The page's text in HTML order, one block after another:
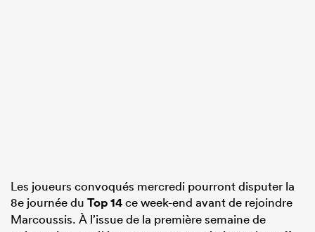
Les joueurs convoqués mercredi pourront disputer la
8e journée du Top 14ce week-end avant de rejoindre
Marcoussis. À l’issue de la première semaine de